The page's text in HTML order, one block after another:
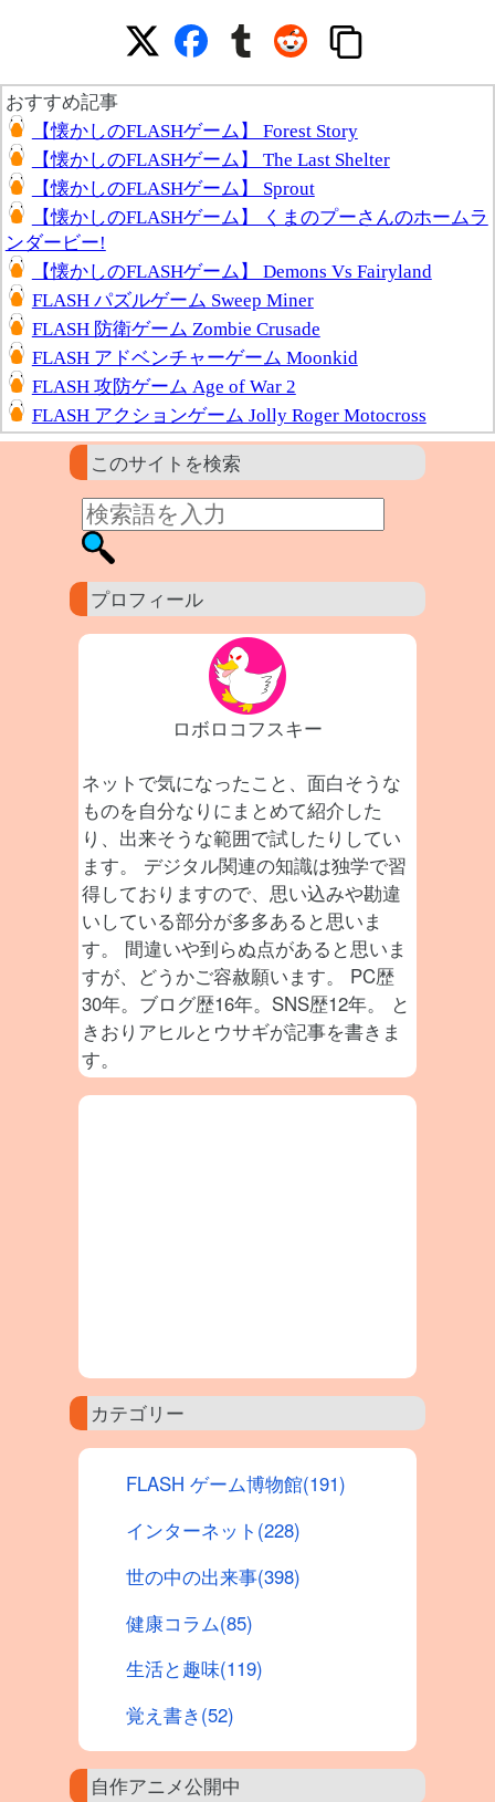
おすすめ記事
【懐かしのFLASHゲーム】 Forest Story
【懐かしのFLASHゲーム】 The Last Shelter
【懐かしのFLASHゲーム】 Sprout
【懐かしのFLASHゲーム】 くまのプーさんのホームラ
ンダービー!
【懐かしのFLASHゲーム】 Demons Vs Fairyland
FLASH パズルゲーム Sweep Miner
FLASH 防衛ゲーム Zombie Crusade
FLASH アドベンチャーゲーム Moonkid
FLASH 攻防ゲーム Age of War 2
FLASH アクションゲーム Jolly Roger Motocross
このサイトを検索
プロフィール
ロボロコフスキー
ネットで気になったこと、面白そうな
ものを自分なりにまとめて紹介した
り、出来そうな範囲で試したりしてい
ます。 デジタル関連の知識は独学で習
得しておりますので、思い込みや勘違
いしている部分が多多あると思いま
す。 間違いや到らぬ点があると思いま
すが、どうかご容赦願います。 PC歴
30年。ブログ歴16年。SNS歴12年。 と
きおりアヒルとウサギが記事を書きま
す。
カテゴリー
FLASH ゲーム博物館(191)
インターネット(228)
世の中の出来事(398)
健康コラム(85)
生活と趣味(119)
覚え書き(52)
自作アニメ公開中